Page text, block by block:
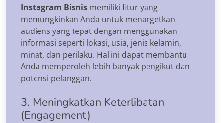
Instagram Bisnis memiliki fitur yang
memungkinkan Anda untuk menargetkan
audiens yang tepat dengan menggunakan
informasi seperti lokasi, usia, jenis kelamin,
minat, dan perilaku. Hal ini dapat membantu
Anda memperoleh lebih banyak pengikut dan
potensi pelanggan.
3. Meningkatkan Keterlibatan
(Engagement)